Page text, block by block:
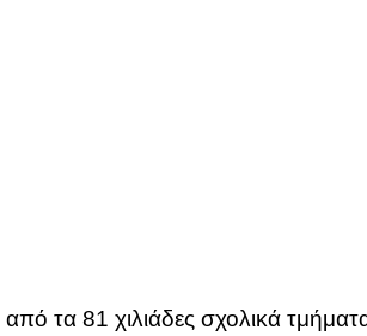
τα 81 χιλιάδες σχολικά